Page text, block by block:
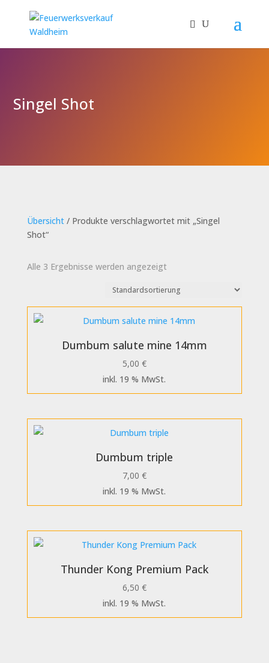
Singel Shot
Übersicht/ Produkte verschlagwortet mit „Singel
Shot“
Alle 3 Ergebnisse werden angezeigt
Dumbum salute mine 14mm
5,00 €
inkl. 19 % MwSt.
Dumbum triple
7,00 €
inkl. 19 % MwSt.
Thunder Kong Premium Pack
6,50 €
inkl. 19 % MwSt.